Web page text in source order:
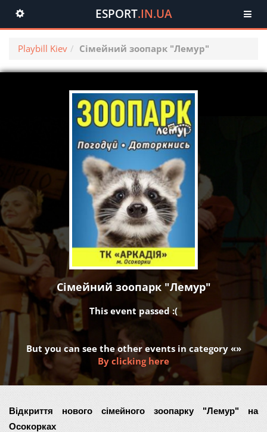
Toggle
navigation
ESPORT.IN.UA
Playbill Kiev Сімейний зоопарк "Лемур"
Сімейний зоопарк "Лемур"
This event passed :(
But you can see the other events in category «»
By clicking here
Відкриття нового сімейного зоопарку "Лемур" на
Осокорках